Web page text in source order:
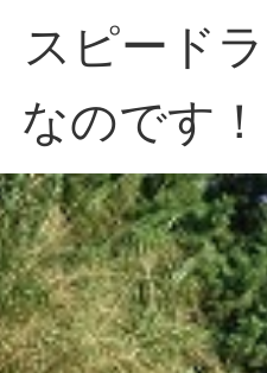
スピード
なのです！